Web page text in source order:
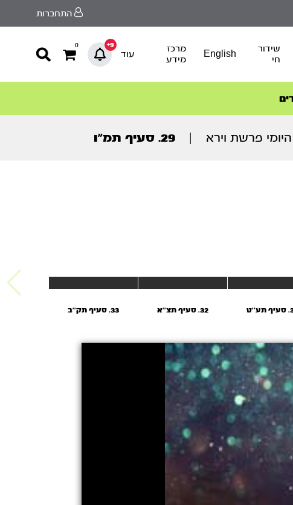
התחברות
שידור
חי
English
מרכז
מידע
עוד
9+
0
פרשת וירא 29. סעיף תמ”ו
32. סעיף תצ''א 33. סעיף תק''ב